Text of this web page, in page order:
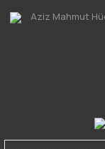
Aziz Mahmut